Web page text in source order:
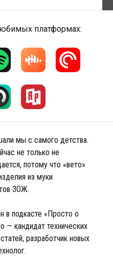
платформах:
мы с самого детства.
не только не
потому что «вето»
из муки
ЗОЖ.
в подкасте «Просто о
— кандидат технических
разработчик новых